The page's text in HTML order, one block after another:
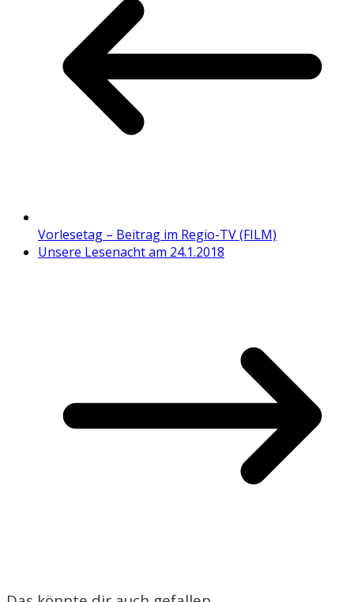
Vorlesetag – Beitrag im Regio-TV (FILM)
Unsere Lesenacht am 24.1.2018